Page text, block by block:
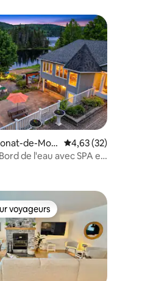
de 145 commentaires : 4,72 sur 5
de-Mon
Évaluation moyenne
4,63 (32)
de l'eau avec SPA et
les plus appréciés
voyageurs